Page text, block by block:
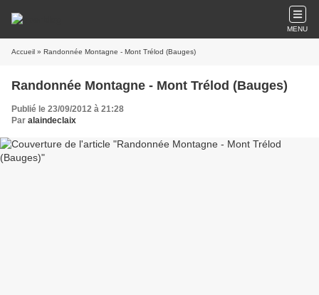
MENU
Accueil » Randonnée Montagne - Mont Trélod (Bauges)
Randonnée Montagne - Mont Trélod (Bauges)
Publié le 23/09/2012 à 21:28
Par alaindeclaix